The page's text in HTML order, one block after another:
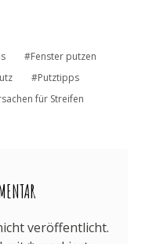
Fenster putzen
Putztipps
für Streifen
veröffentlicht.